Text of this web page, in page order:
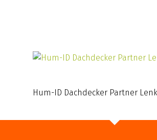
Hum-ID Dachdecker Partner